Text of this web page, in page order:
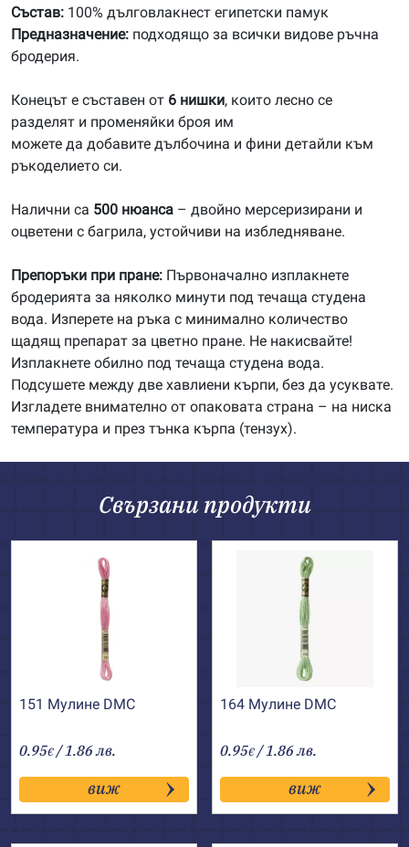
Състав: 100% дълговлакнест египетски памук
Предназначение: подходящо за всички видове ръчна
бродерия.
Конецът е съставен от 6 нишки, които лесно се
разделят и променяйки броя им
можете да добавите дълбочина и фини детайли към
ръкоделието си.
Налични са 500 нюанса – двойно мерсеризирани и
оцветени с багрила, устойчиви на избледняване.
Препоръки при пране: Първоначално изплакнете
бродерията за няколко минути под течаща студена
вода. Изперете на ръка с минимално количество
щадящ препарат за цветно пране. Не накисвайте!
Изплакнете обилно под течаща студена вода.
Подсушете между две хавлиени кърпи, без да усуквате.
Изгладете внимателно от опаковата страна – на ниска
температура и през тънка кърпа (тензух).
Свързани продукти
151 Мулине DMC
0.95€ / 1.86 лв.
виж
164 Мулине DMC
0.95€ / 1.86 лв.
виж